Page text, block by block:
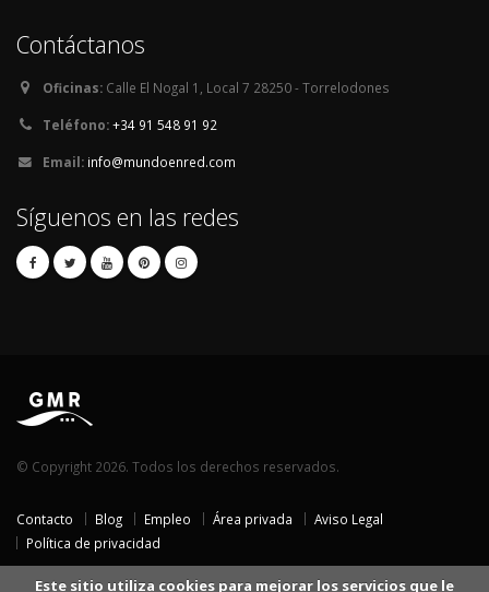
Contáctanos
Oficinas: Calle El Nogal 1, Local 7 28250 - Torrelodones
Teléfono:+34 91 548 91 92
Email: info@mundoenred.com
Síguenos en las redes
© Copyright 2026. Todos los derechos reservados.
Contacto Blog Empleo Área privada
Aviso Legal
Política de privacidad
Este sitio utiliza cookies para mejorar los servicios que le